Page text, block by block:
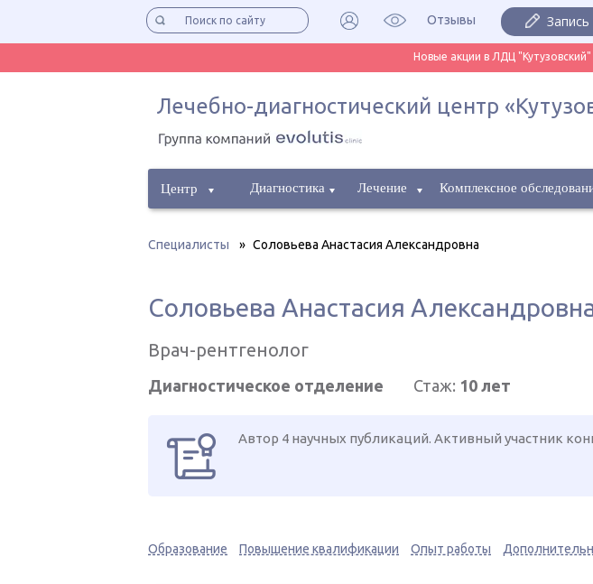
Новые акции в ЛДЦ
Отзывы
Лечебно-диагностический центр
Центр Диагностика Лечение Комплексное
Специалисты » Соловьева Анастасия Александровна
Соловьева Анастасия
Врач-рентгенолог
Диагностическое отделение Стаж: 10 лет
Автор 4 научных публикаций. Активный участник
Образование Повышение квалификации Опыт работы